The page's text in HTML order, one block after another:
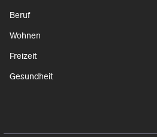
Beruf
Wohnen
Freizeit
Gesundheit